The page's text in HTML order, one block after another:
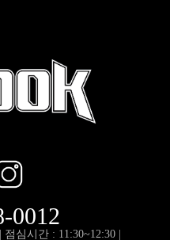
0012
점심시간 : 11:30~12:30 |